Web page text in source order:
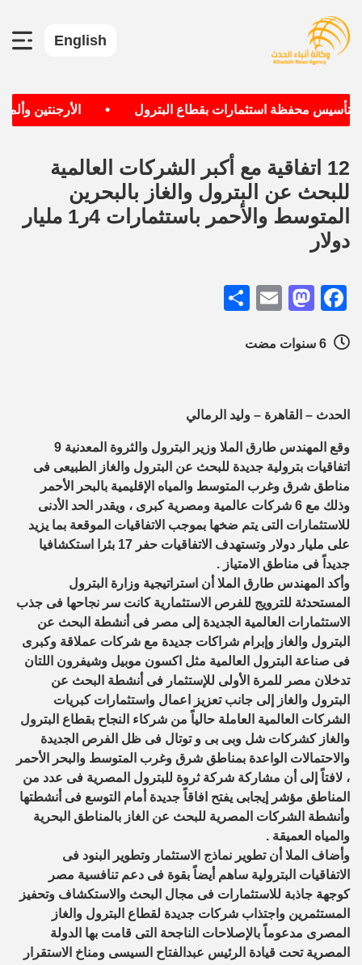
English
تأسيس محفظة استثمارات بقطاع البترول الأرجنتين
12 اتفاقية مع أكبر الشركات العالمية
للبحث عن البترول والغاز بالبحرين
المتوسط والأحمر باستثمارات 4ر1 مليار
دولار
Facebook
Mastodon
Email
الحدث – القاهرة – وليد الرمالي
وقع المهندس طارق الملا وزير البترول والثروة المعدنية 9
اتفاقيات بترولية جديدة للبحث عن البترول والغاز الطبيعى فى
مناطق شرق وغرب المتوسط والمياه الإقليمية بالبحر الأحمر
وذلك مع 6 شركات عالمية ومصرية كبرى ، ويقدر الحد الأدنى
للاستثمارات التى يتم ضخها بموجب الاتفاقيات الموقعة بما يزيد
على مليار دولار وتستهدف الاتفاقيات حفر 17 بئرا استكشافيا
جديداً فى مناطق الامتياز .
وأكد المهندس طارق الملا أن استراتيجية وزارة البترول
المستحدثة للترويج للفرص الاستثمارية كانت سر نجاحها فى جذب
الاستثمارات العالمية الجديدة إلى مصر فى أنشطة البحث عن
البترول والغاز وإبرام شراكات جديدة مع شركات عملاقة وكبرى
فى صناعة البترول العالمية مثل اكسون موبيل وشيفرون اللتان
تدخلان مصر للمرة الأولى للإستثمار فى أنشطة البحث عن
البترول والغاز إلى جانب تعزيز اعمال واستثمارات كبريات
الشركات العالمية العاملة حالياً من شركاء النجاح بقطاع البترول
والغاز كشركات شل وبى بى و توتال فى ظل الفرص الجديدة
والاحتمالات الواعدة بمناطق شرق وغرب المتوسط والبحر الأحمر
، لافتاً إلى أن مشاركة شركة ثروة للبترول المصرية فى عدد من
المناطق مؤشر إيجابى يفتح افاقاً جديدة أمام التوسع فى أنشطتها
وأنشطة الشركات المصرية للبحث عن الغاز بالمناطق البحرية
والمياه العميقة .
وأضاف الملا أن تطوير نماذج الاستثمار وتطوير البنود فى
الاتفاقيات البترولية ساهم أيضاً بقوة فى دعم تنافسية مصر
كوجهة جاذبة للاستثمارات فى مجال البحث والاستكشاف وتحفيز
المستثمرين واجتذاب شركات جديدة لقطاع البترول والغاز
المصرى مدعوماً بالإصلاحات الناجحة التى قامت بها الدولة
المصرية تحت قيادة الرئيس عبدالفتاح السيسى ومناخ الاستقرار